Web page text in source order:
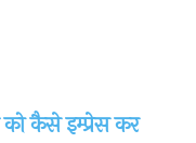
कैसे इम्प्रेस कर